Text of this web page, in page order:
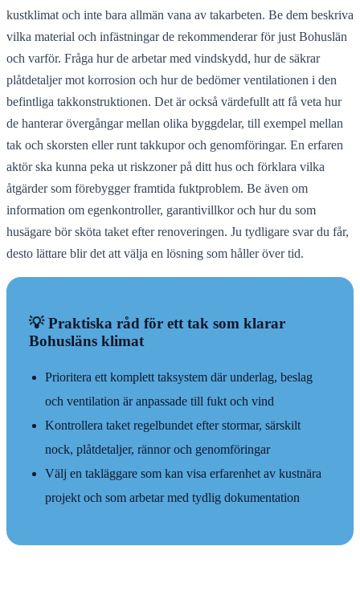
kustklimat och inte bara allmän vana av takarbeten. Be dem beskriva
vilka material och infästningar de rekommenderar för just Bohuslän
och varför. Fråga hur de arbetar med vindskydd, hur de säkrar
plåtdetaljer mot korrosion och hur de bedömer ventilationen i den
befintliga takkonstruktionen. Det är också värdefullt att få veta hur
de hanterar övergångar mellan olika byggdelar, till exempel mellan
tak och skorsten eller runt takkupor och genomföringar. En erfaren
aktör ska kunna peka ut riskzoner på ditt hus och förklara vilka
åtgärder som förebygger framtida fuktproblem. Be även om
information om egenkontroller, garantivillkor och hur du som
husägare bör sköta taket efter renoveringen. Ju tydligare svar du får,
desto lättare blir det att välja en lösning som håller över tid.
💡 Praktiska råd för ett tak som klarar
Bohusläns klimat
Prioritera ett komplett taksystem där underlag, beslag
och ventilation är anpassade till fukt och vind
Kontrollera taket regelbundet efter stormar, särskilt
nock, plåtdetaljer, rännor och genomföringar
Välj en takläggare som kan visa erfarenhet av kustnära
projekt och som arbetar med tydlig dokumentation